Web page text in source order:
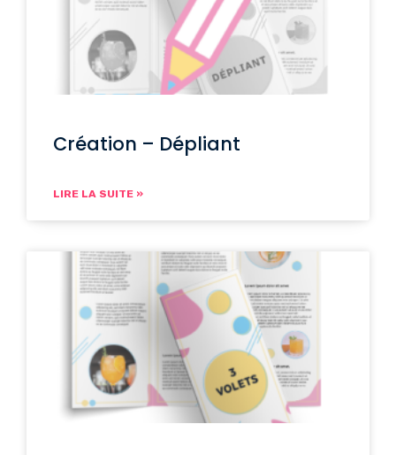
Création – Dépliant
LIRE LA SUITE »